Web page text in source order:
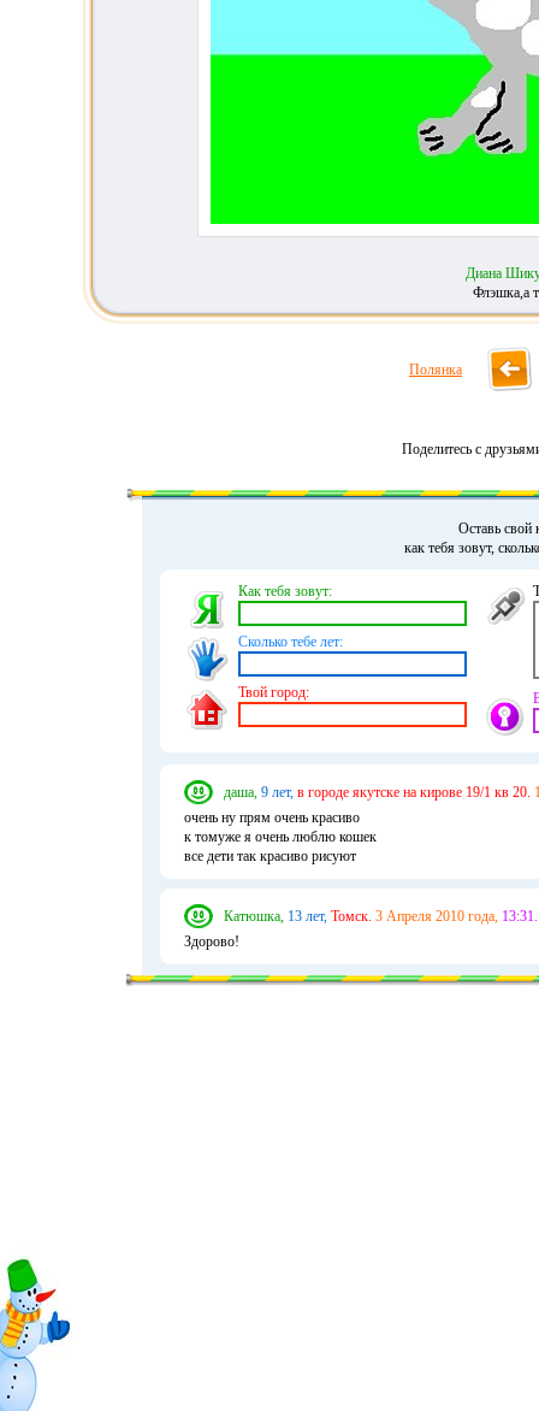
Диана
Флэшка,а
Полянка
Поделитесь с
Оставь свой
как тебя зовут,
Как тебя зовут:
Сколько тебе лет:
Твой город:
даша, 9 лет, в городе якутске на кирове 19/1 кв 20.
очень ну прям очень красиво
к томуже я очень люблю кошек
все дети так красиво рисуют
Катюшка, 13 лет, Томск. 3 Апреля 2010 года, 13:31.
Здорово!